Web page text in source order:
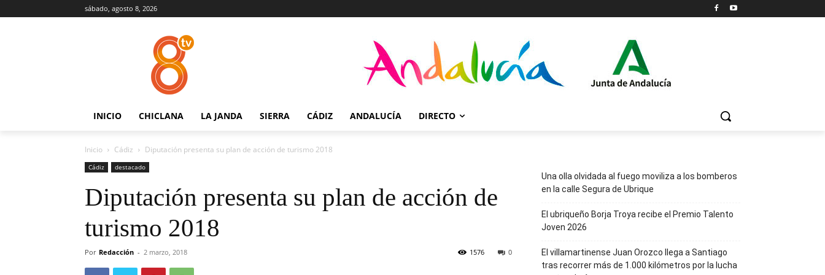
sábado, agosto 8, 2026
INICIO CHICLANA LA JANDA SIERRA CÁDIZ ANDALUCÍA DIRECTO
Inicio Cádiz Diputación presenta su plan de acción de turismo 2018
Cádiz destacado
Diputación presenta su plan de acción de
turismo 2018
Por Redacción - 2 marzo, 2018 0
1576
Una olla olvidada al fuego moviliza a los bomberos
en la calle Segura de Ubrique
El ubriqueño Borja Troya recibe el Premio Talento
Joven 2026
El villamartinense Juan Orozco llega a Santiago
tras recorrer más de 1.000 kilómetros por la lucha